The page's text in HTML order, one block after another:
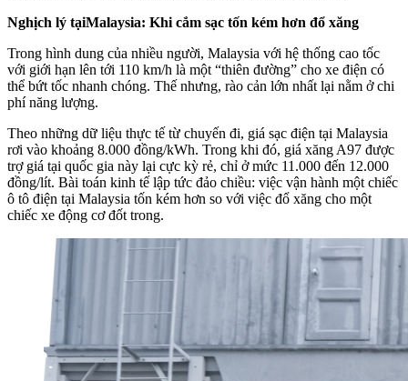
Nghịch lý tạiMalaysia: Khi cắm sạc tốn kém hơn đổ xăng
Trong hình dung của nhiều người, Malaysia với hệ thống cao tốc
với giới hạn lên tới 110 km/h là một “thiên đường” cho xe điện có
thể bứt tốc nhanh chóng. Thế nhưng, rào cản lớn nhất lại nằm ở chi
phí năng lượng.
Theo những dữ liệu thực tế từ chuyến đi, giá sạc điện tại Malaysia
rơi vào khoảng 8.000 đồng/kWh. Trong khi đó, giá xăng A97 được
trợ giá tại quốc gia này lại cực kỳ rẻ, chỉ ở mức 11.000 đến 12.000
đồng/lít. Bài toán kinh tế lập tức đảo chiều: việc vận hành một chiếc
ô tô điện tại Malaysia tốn kém hơn so với việc đổ xăng cho một
chiếc xe động cơ đốt trong.